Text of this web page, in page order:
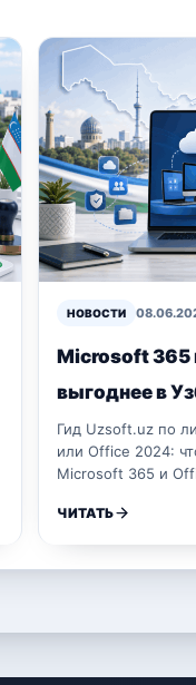
НОВОСТИ
Microsoft 365
выгоднее в
Гид Uzsoft.uz по
или Office 2024:
Microsoft 365 и
ЧИТАТЬ